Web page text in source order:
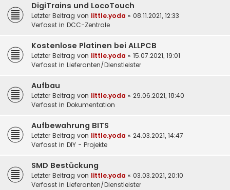
DigiTrains und LocoTouch
Letzter Beitrag von little.yoda « 08.11.2021, 12:33
Verfasst in DCC-Zentrale
Kostenlose Platinen bei ALLPCB
Letzter Beitrag von little.yoda « 15.07.2021, 19:01
Verfasst in Lieferanten/Dienstleister
Aufbau
Letzter Beitrag von little.yoda « 29.06.2021, 18:40
Verfasst in Dokumentation
Aufbewahrung BITS
Letzter Beitrag von little.yoda « 24.03.2021, 14:47
Verfasst in DIY - Projekte
SMD Bestückung
Letzter Beitrag von little.yoda « 03.03.2021, 20:10
Verfasst in Lieferanten/Dienstleister